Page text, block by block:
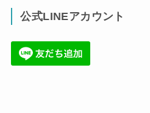
公式LINEアカウント